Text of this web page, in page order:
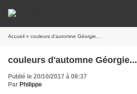
Accueil » couleurs d'automne Géorgie...
couleurs d'automne Géorgie...
Publié le 20/10/2017 à 08:37
Par Philippe